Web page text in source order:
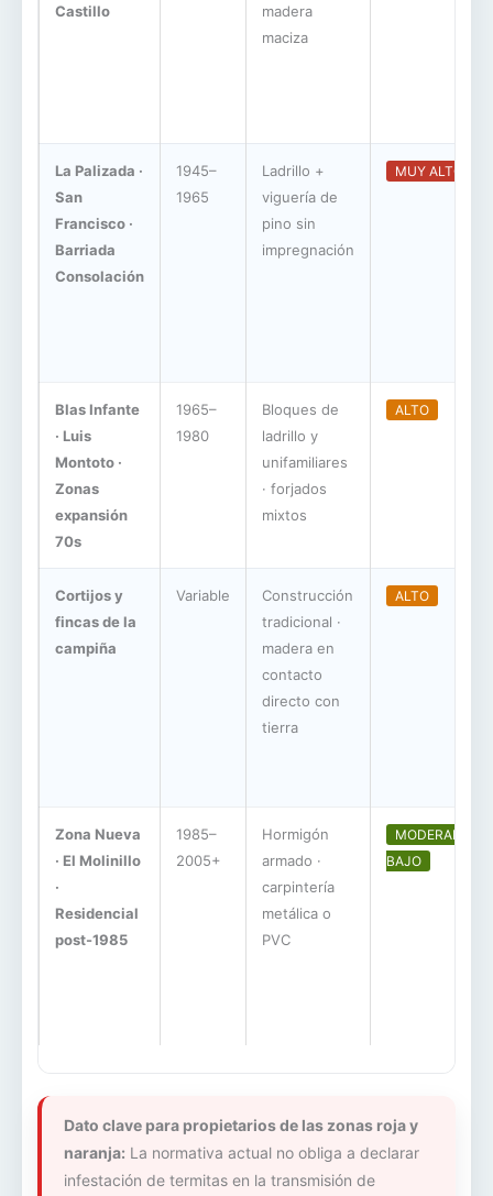
Castillo
madera
maciza
La Palizada ·
San
Francisco ·
Barriada
Consolación
1945–
1965
Ladrillo +
viguería de
pino sin
impregnación
MUY ALTO
Blas Infante
· Luis
Montoto ·
Zonas
expansión
70s
1965–
1980
Bloques de
ladrillo y
unifamiliares
· forjados
mixtos
ALTO
Cortijos y
fincas de la
campiña
Variable
Construcción
tradicional ·
madera en
contacto
directo con
tierra
ALTO
Zona Nueva
· El Molinillo
·
Residencial
post-1985
1985–
2005+
Hormigón
armado ·
carpintería
metálica o
PVC
MODERADO-
BAJO
Dato clave para propietarios de las zonas roja y
naranja: La normativa actual no obliga a declarar
infestación de termitas en la transmisión de